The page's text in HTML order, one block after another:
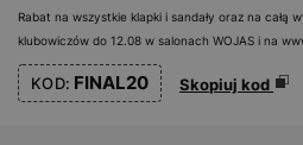
Rabat na wszystkie klapki i sandały oraz na całą
klubowiczów do 12.08 w salonach WOJAS i na
KOD: FINAL20 Skopiuj kod